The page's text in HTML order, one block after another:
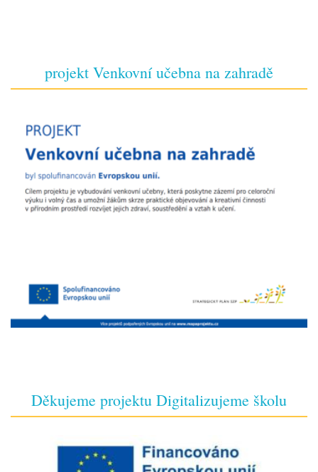
projekt Venkovní učebna na zahradě
Děkujeme projektu Digitalizujeme školu